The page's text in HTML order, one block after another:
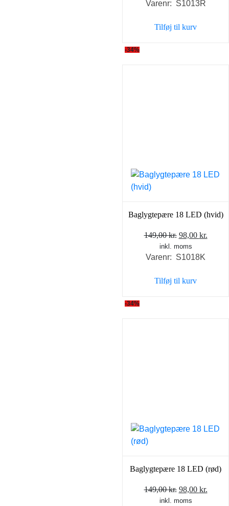
pris
129,00 kr..
Varenr: S1013R
Tilføj til kurv
-34%
Baglygtepære 18 LED (hvid)
149,00kr. Den
oprindelige
pris
149,00 kr..
98,00 kr.
inkl. moms
Varenr: S1018K
Tilføj til kurv
-34%
Baglygtepære 18 LED (rød)
149,00kr. Den
oprindelige
98,00 kr.
inkl. moms